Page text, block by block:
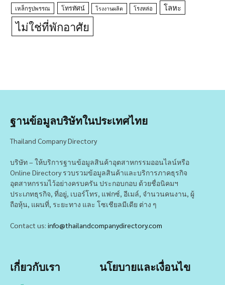
เหล็กรูปพรรณ โทรทัศน์ โรงงานผลิต โรงหล่อ โลหะ
ไม่ใช่ที่พักอาศัย
ฐานข้อมูลบริษัทในประเทศไทย
Thailand Company Directory
บริษัท – ให้บริการฐานข้อมูลสินค้าอุตสาหกรรมออนไลน์หรือ
Online Directory รวบรวมข้อมูลสินค้าและบริการภาคธุรกิจ
อุตสาหกรรมไว้อย่างครบครัน ประกอบกอบ ด้วยชื่อนิคมฯ
ประเภทธุรกิจ, ที่อยู่, เบอร์โทร, แฟกซ์, อีเมล์, จำนวนคนงาน, ผู้
ถือหุ้น, แผนที่, ระยะทาง และ โซเชียลมีเดีย ต่าง ๆ
Contact us: info@thailandcompanydirectory.com
เกี่ยวกับเรา นโยบายและเงื่อนไข